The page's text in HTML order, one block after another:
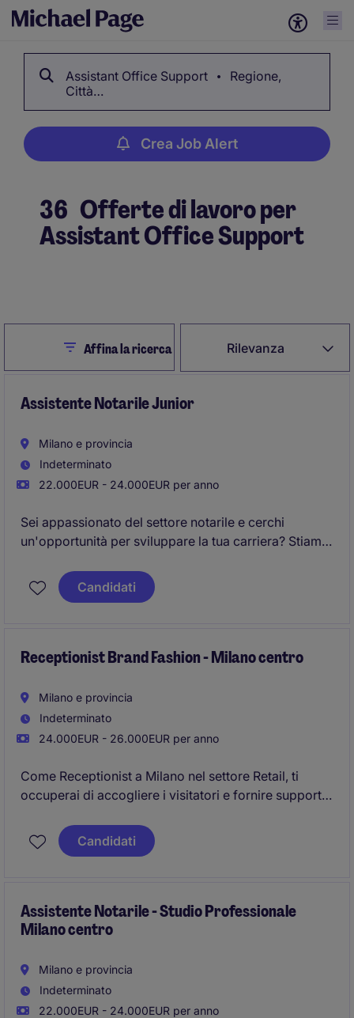
Assistant Office Support
Regione,
Città…
Crea Job Alert
36 Offerte di lavoro per
Assistant Office Support
Rilevanza
CloseAffina la ricerca
Assistente Notarile Junior
Milano e provincia
Indeterminato
22.000EUR - 24.000EUR per anno
Sei appassionato del settore notarile e cerchi
un'opportunità per sviluppare la tua carriera? Stiamo
stimolante a Milano.
Candidati
Receptionist Brand Fashion - Milano centro
Milano e provincia
Indeterminato
24.000EUR - 26.000EUR per anno
Come Receptionist a Milano nel settore Retail, ti
occuperai di accogliere i visitatori e fornire supporto
Sarai un punto di riferimento per la gestione del front
office e delle attività di segreteria generale.
Candidati
Assistente Notarile - Studio Professionale
Milano centro
Milano e provincia
Indeterminato
22.000EUR - 24.000EUR per anno